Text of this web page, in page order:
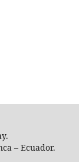
– Ecuador.